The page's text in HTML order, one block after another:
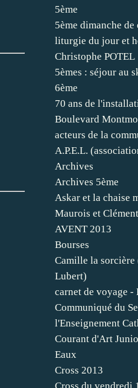
5ème
5ème dimanche
liturgie du jour et
Christophe POTEL
5èmes : séjour au
6ème
70 ans de
Boulevard
acteurs de la
A.P.E.L.
Archives
Archives 5ème
Askar et la chaise
Maurois et
AVENT 2013
Bourses
Camille la sorcière
Lubert)
carnet de voyage -
Communiqué du
l'Enseignement
Courant d'Art
Eaux
Cross 2013